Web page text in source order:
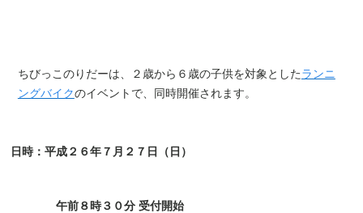
ちびっこのりだーは、２歳から６歳の子供を対象とした ランニ
ングバイクのイベントで、同時開催されます。
日時：平成２６年７月２７日（日）
午前８時３０分 受付開始